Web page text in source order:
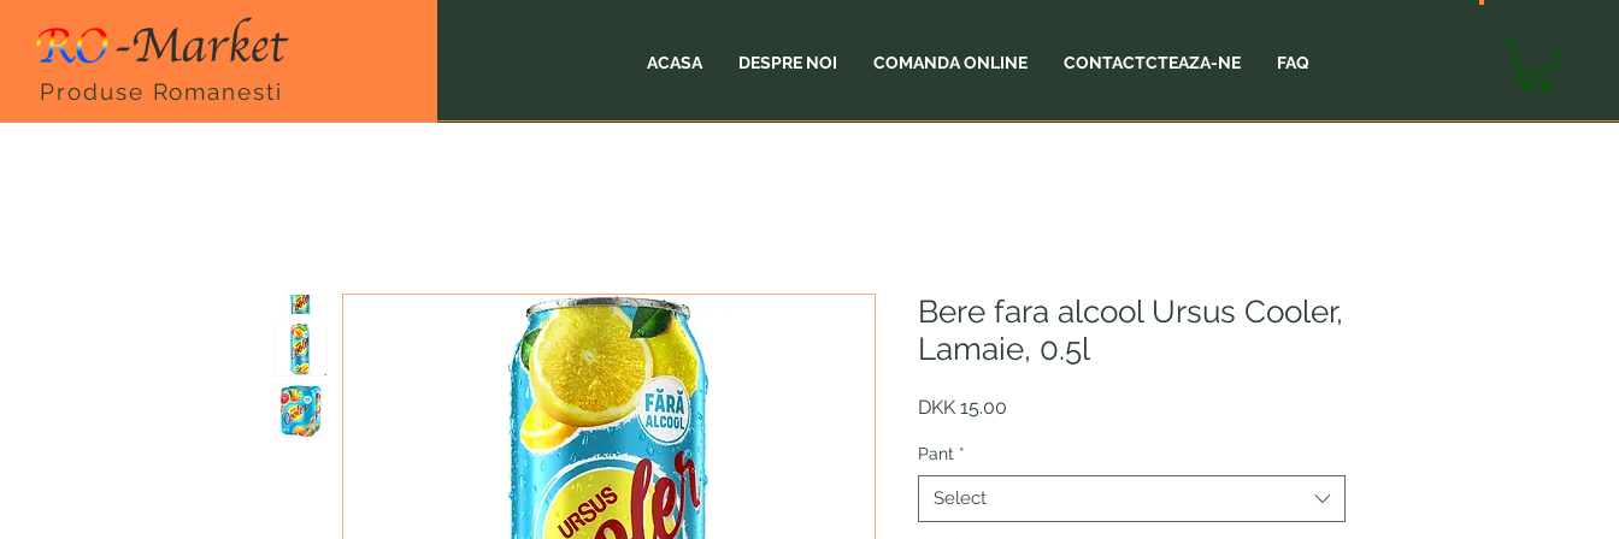
Produse Romanesti
ACASA DESPRE NOI COMANDA ONLINE CONTACTCTEAZA-NE FAQ
Bere fara alcool Ursus Cooler,
Lamaie, 0.5l
DKK 15.00
Pant *
Select